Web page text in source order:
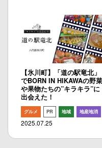
【氷川町】「道の駅竜北」
でBORN IN HIKAWAの野菜
や果物たちの”キラキラ”に
出会えた！
グルメ PR 地域 地産地消
2025.07.25